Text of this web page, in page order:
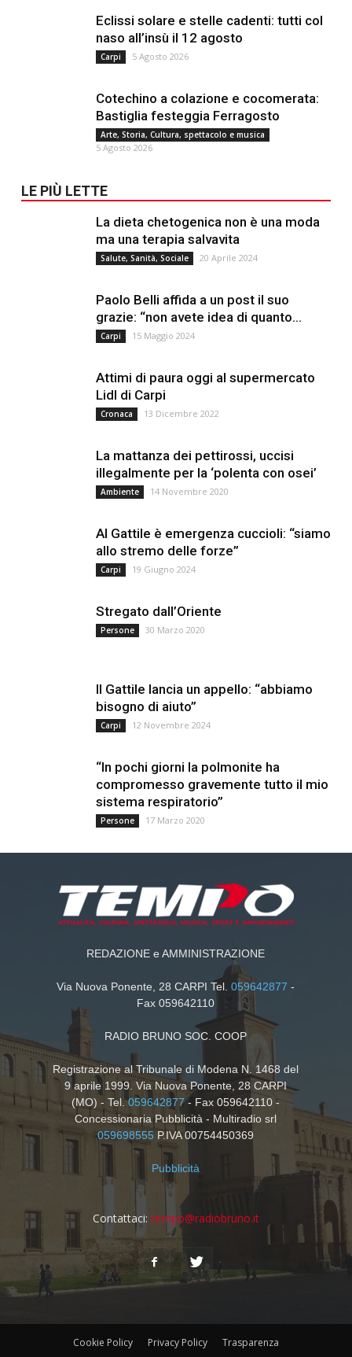
Eclissi solare e stelle cadenti: tutti col
naso all’insù il 12 agosto
Carpi 5 Agosto 2026
Cotechino a colazione e cocomerata:
Bastiglia festeggia Ferragosto
Arte, Storia, Cultura, spettacolo e musica
5 Agosto 2026
LE PIÙ LETTE
La dieta chetogenica non è una moda
ma una terapia salvavita
Salute, Sanità, Sociale 20 Aprile 2024
Paolo Belli affida a un post il suo
grazie: “non avete idea di quanto...
Carpi 15 Maggio 2024
Attimi di paura oggi al supermercato
Lidl di Carpi
Cronaca 13 Dicembre 2022
La mattanza dei pettirossi, uccisi
illegalmente per la ‘polenta con osei’
Ambiente 14 Novembre 2020
Al Gattile è emergenza cuccioli: “siamo
allo stremo delle forze”
Carpi 19 Giugno 2024
Stregato dall’Oriente
Persone 30 Marzo 2020
Il Gattile lancia un appello: “abbiamo
bisogno di aiuto”
Carpi 12 Novembre 2024
“In pochi giorni la polmonite ha
compromesso gravemente tutto il mio
sistema respiratorio”
Persone 17 Marzo 2020
REDAZIONE e AMMINISTRAZIONE
Via Nuova Ponente, 28 CARPI Tel.059642877 -
Fax 059642110
RADIO BRUNO SOC. COOP
Registrazione al Tribunale di Modena N. 1468 del
9 aprile 1999. Via Nuova Ponente, 28 CARPI
(MO) - Tel.059642877- Fax 059642110 -
Concessionaria Pubblicità - Multiradio srl
059698555 P.IVA 00754450369
Pubblicità
Contattaci: tempo@radiobruno.it
Cookie Policy Privacy Policy Trasparenza